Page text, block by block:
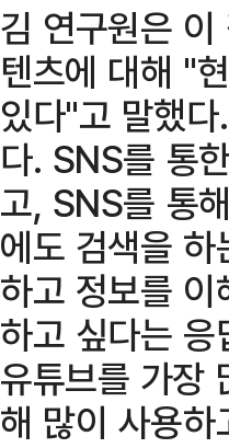
김 연구원은
텐츠에 대해 "
있다"고 말했
다. SNS를 통
고, SNS를 통
에도 검색을
하고 정보를
하고 싶다는
유튜브를 가장
해 많이 사용